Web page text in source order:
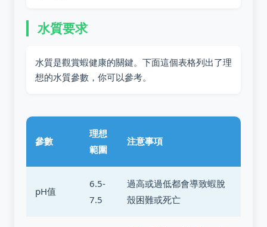
水質要求
水質是觀賞蝦健康的關鍵。下面這個表格列出了理
想的水質參數，你可以參考。
參數
理想
範圍
注意事項
pH值
6.5-
7.5
過高或過低都會導致蝦脫
殼困難或死亡